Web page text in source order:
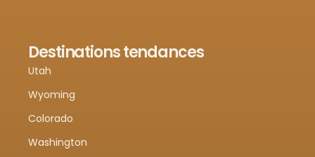
Destinations tendances
Utah
Wyoming
Colorado
Washington